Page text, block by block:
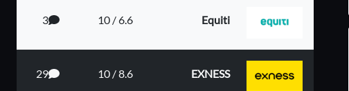
Equiti
6.6 / 10
3
EXNESS
8.6 / 10
29